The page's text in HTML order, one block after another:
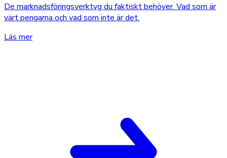
De marknadsföringsverktyg du faktiskt behöver. Vad som är
värt pengarna och vad som inte är det.
Läs mer